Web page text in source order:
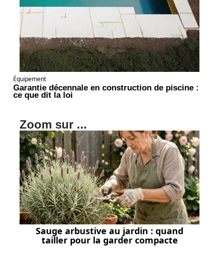
Équipement
Garantie décennale en construction de piscine :
ce que dit la loi
Zoom sur ...
Sauge arbustive au jardin : quand
tailler pour la garder compacte